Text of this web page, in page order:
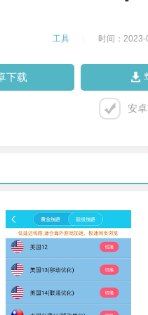
工具 时间：
下载
安